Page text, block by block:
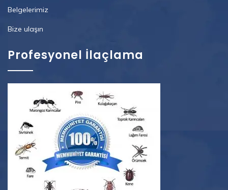
Belgelerimiz
Bize ulaşın
Profesyonel İlaçlama